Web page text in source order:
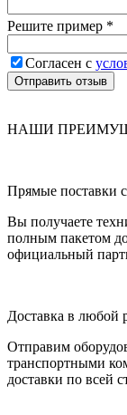
Решите пример *
Согласен с
Отправить отзыв
НАШИ
Прямые поставки
Вы получаете
полным пакетом
официальный
Доставка в любой
Отправим
транспортными
доставки по всей